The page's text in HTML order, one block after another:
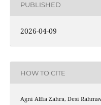
PUBLISHED
2026-04-09
HOW TO CITE
Agni Alfia Zahra, Desi